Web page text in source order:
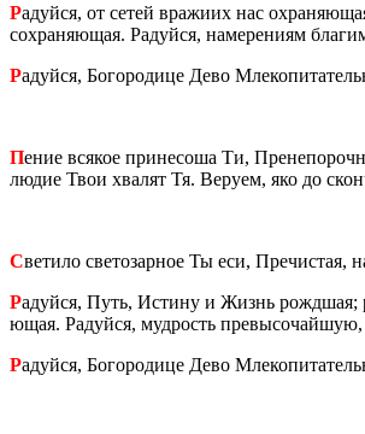
Радуй­ся, от сетей вра­жи­их нас
со­хра­ня­ю­щая. Ра­дуй­ся, на­ме­ре­ни­ям
Радуй­ся, Бо­го­ро­ди­це Дево
Пение вся­кое при­не­со­ша Ти,
людие Твои хва­лят Тя. Ве­ру­ем, яко до
Све­ти­ло све­то­зар­ное Ты еси,
Радуй­ся, Путь, Ис­ти­ну и Жизнь рожд­шая;
ю­щая. Ра­дуй­ся, муд­рость
Радуй­ся, Бо­го­ро­ди­це Дево